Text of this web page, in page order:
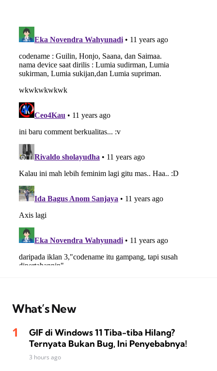
What’s New
GIF di Windows 11 Tiba-tiba Hilang?
Ternyata Bukan Bug, Ini Penyebabnya!
3 hours ago